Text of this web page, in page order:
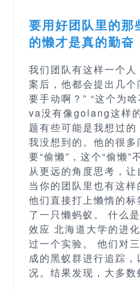
要用好团队里的那
的懒才是真的勤奋
我们团队有这样一个
案后，他都会提出几个
要手动啊？” “这个为
va没有像golang这样
题有些可能是我想过
我没想到的。他的很
要“偷懒”，这个“偷懒”
从更远的角度思考，让
当你的团队里也有这
他们直接打上懒惰的
了一只懒蚂蚁。 什么
效应 北海道大学的进
过一个实验。 他们对
成的黑蚁群进行追踪
况。结果发现，大多数